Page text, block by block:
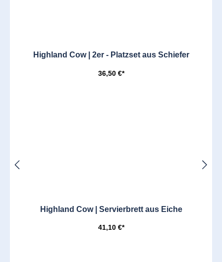
Highland Cow | 2er - Platzset aus Schiefer
36,50 €*
Highland Cow | Servierbrett aus Eiche
41,10 €*